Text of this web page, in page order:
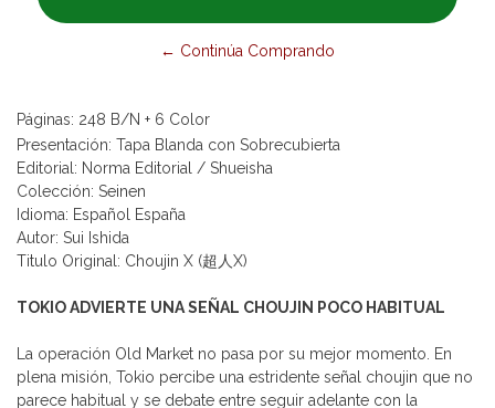
← Continúa Comprando
Páginas: 248 B/N + 6 Color
Presentación: Tapa Blanda con Sobrecubierta
Editorial: Norma Editorial / Shueisha
Colección: Seinen
Idioma: Español España
Autor: Sui Ishida
Titulo Original: Choujin X (超人X)
TOKIO ADVIERTE UNA SEÑAL CHOUJIN POCO HABITUAL
La operación Old Market no pasa por su mejor momento. En
plena misión, Tokio percibe una estridente señal choujin que no
parece habitual y se debate entre seguir adelante con la